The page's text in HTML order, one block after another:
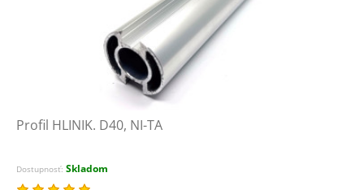
Profil HLINIK. D40, NI-TA
Dostupnosť: Skladom